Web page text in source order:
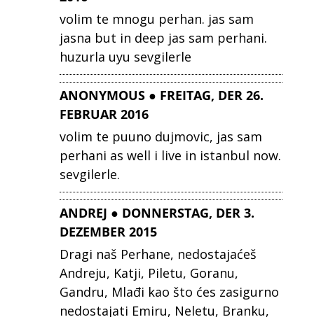
volim te mnogu perhan. jas sam
jasna but in deep jas sam perhani.
huzurla uyu sevgilerle
ANONYMOUS ● FREITAG, DER 26.
FEBRUAR 2016
volim te puuno dujmovic, jas sam
perhani as well i live in istanbul now.
sevgilerle.
ANDREJ ● DONNERSTAG, DER 3.
DEZEMBER 2015
Dragi naš Perhane, nedostajaćeš
Andreju, Katji, Piletu, Goranu,
Gandru, Mlađi kao što ćes zasigurno
nedostajati Emiru, Neletu, Branku,